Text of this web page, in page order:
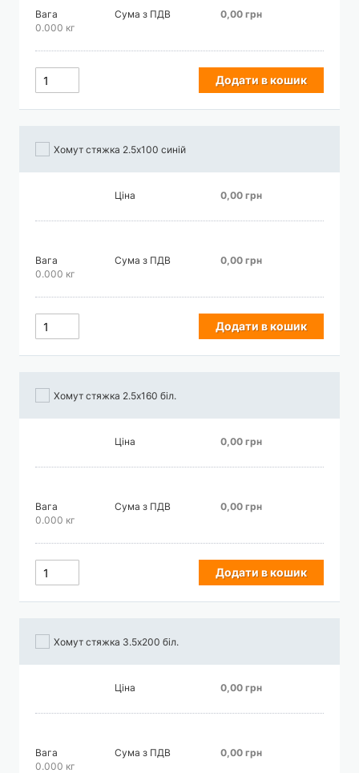
Вага
0.000 кг
Сума з ПДВ 0,00 грн
Додати в кошик
Хомут стяжка 2.5х100 синій
Ціна 0,00 грн
Вага
0.000 кг
Сума з ПДВ 0,00 грн
Додати в кошик
Хомут стяжка 2.5х160 біл.
Ціна 0,00 грн
Вага
0.000 кг
Сума з ПДВ 0,00 грн
Додати в кошик
Хомут стяжка 3.5х200 біл.
Ціна 0,00 грн
Вага
0.000 кг
Сума з ПДВ 0,00 грн